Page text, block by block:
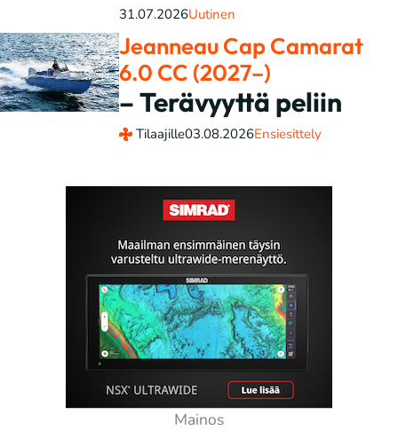
31.07.2026Uutinen
Jeanneau Cap Camarat
6.0 CC (2027–)
– Terävyyttä peliin
Tilaajille03.08.2026Ensiesittely